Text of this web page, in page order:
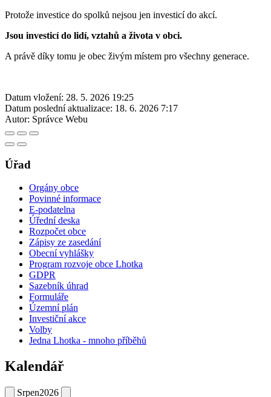
Protože investice do spolků nejsou jen investicí do akcí.
Jsou investicí do lidí, vztahů a života v obci.
A právě díky tomu je obec živým místem pro všechny generace.
Datum vložení: 28. 5. 2026 19:25
Datum poslední aktualizace: 18. 6. 2026 7:17
Autor: Správce Webu
Úřad
Orgány obce
Povinné informace
E-podatelna
Úřední deska
Rozpočet obce
Zápisy ze zasedání
Obecní vyhlášky
Program rozvoje obce Lhotka
GDPR
Sazebník úhrad
Formuláře
Územní plán
Investiční akce
Volby
Jedna Lhotka - mnoho příběhů
Kalendář
Srpen2026